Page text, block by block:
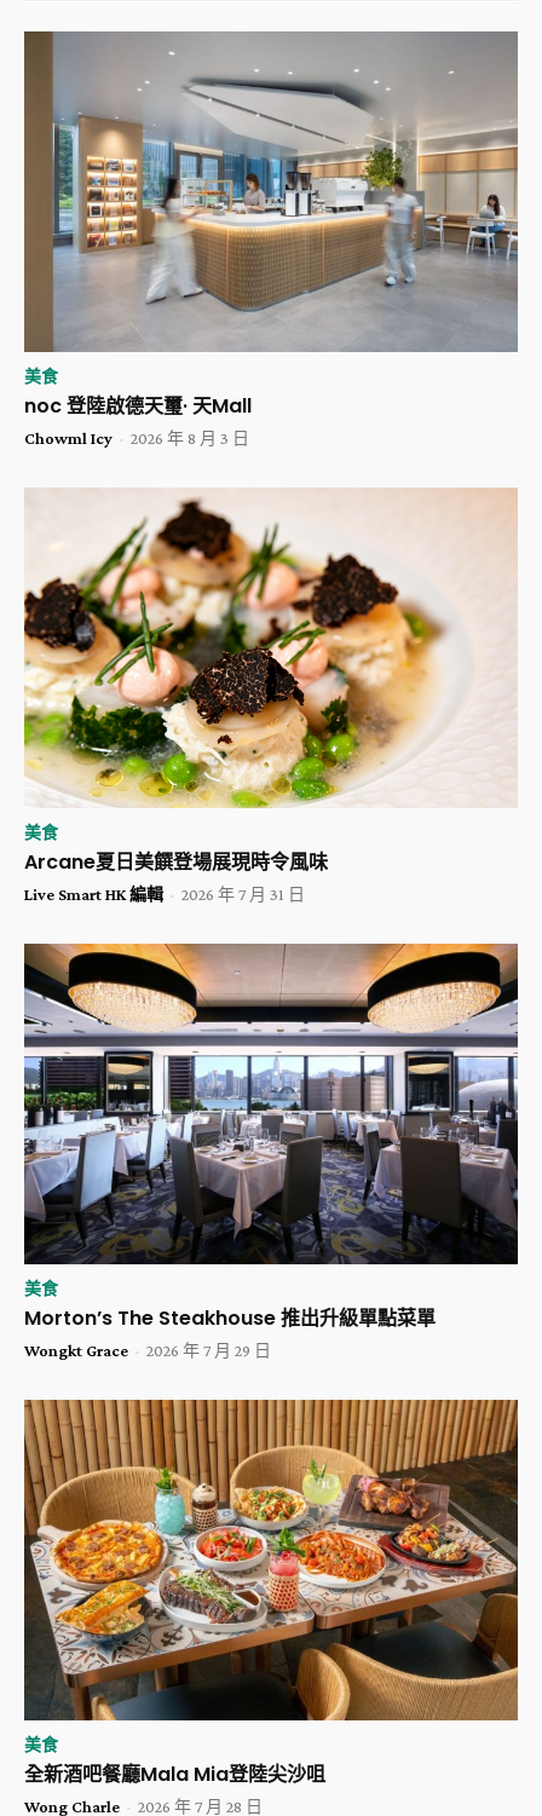
美食
noc 登陸啟德天璽· 天Mall
Chowml Icy - 2026 年 8 月 3 日
美食
Arcane夏日美饌登場展現時令風味
Live Smart HK 編輯 - 2026 年 7 月 31 日
美食
Morton’s The Steakhouse 推出升級單點菜單
Wongkt Grace - 2026 年 7 月 29 日
美食
全新酒吧餐廳Mala Mia登陸尖沙咀
Wong Charle - 2026 年 7 月 28 日